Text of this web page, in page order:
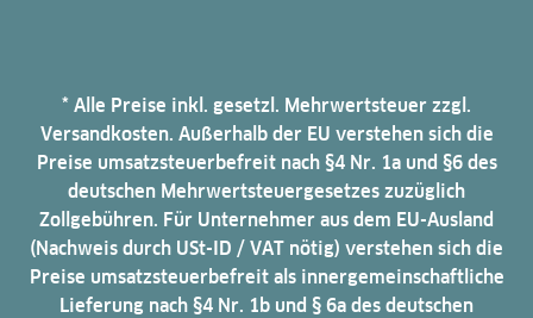
* Alle Preise inkl. gesetzl. Mehrwertsteuer zzgl.
Versandkosten. Außerhalb der EU verstehen sich die
Preise umsatzsteuerbefreit nach §4 Nr. 1a und §6 des
deutschen Mehrwertsteuergesetzes zuzüglich
Zollgebühren. Für Unternehmer aus dem EU-Ausland
(Nachweis durch USt-ID / VAT nötig) verstehen sich die
Preise umsatzsteuerbefreit als innergemeinschaftliche
Lieferung nach §4 Nr. 1b und § 6a des deutschen